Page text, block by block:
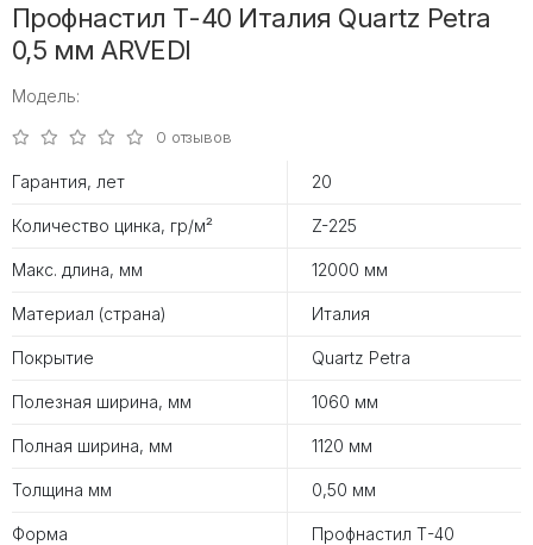
Профнастил Т-40 Италия Quartz Petra
0,5 мм ARVEDI
Модель:
0 отзывов
Гарантия, лет 20
Количество цинка, гр/м² Z-225
Макс. длина, мм 12000 мм
Материал (страна) Италия
Покрытие Quartz Petra
Полезная ширина, мм 1060 мм
Полная ширина, мм 1120 мм
Толщина мм 0,50 мм
Форма Профнастил Т-40